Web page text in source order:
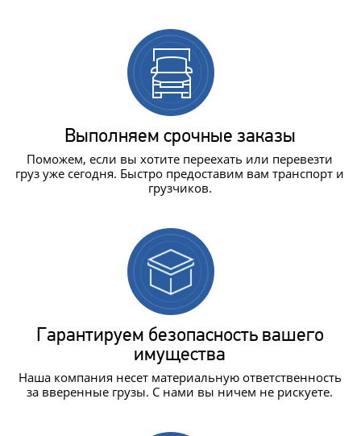
Выполняем срочные заказы
Поможем, если вы хотите переехать или перевезти
груз уже сегодня. Быстро предоставим вам транспорт и
грузчиков.
Гарантируем безопасность вашего
имущества
Наша компания несет материальную ответственность
за вверенные грузы. С нами вы ничем не рискуете.